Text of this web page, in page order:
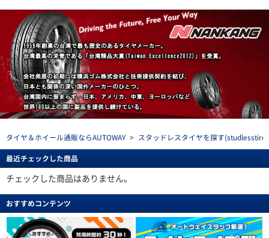
タイヤ＆ホイール通販ならAUTOWAY > スタッドレスタイヤを探す(studlesstire)
最近チェックした商品
チェックした商品はありません。
おすすめコンテンツ